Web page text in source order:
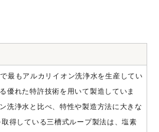
最もアルカリイオン洗浄水を生産してい
優れた特許技術を用いて製造していま
洗浄水と比べ、特性や製造方法に大きな
得している三槽式ループ製法は、塩素